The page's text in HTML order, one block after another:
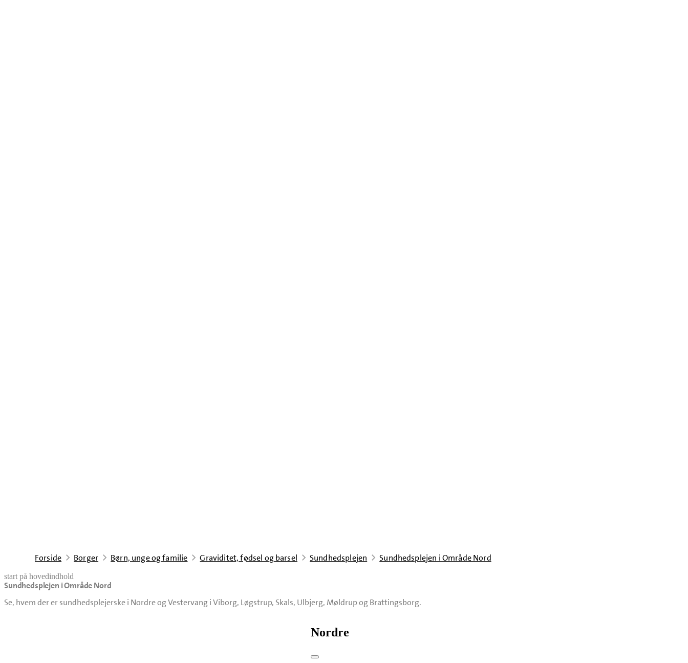
Forside Borger Børn, unge og familie Graviditet, fødsel og barsel Sundhedsplejen Sundhedsplejen i Område Nord
start på hovedindhold
Sundhedsplejen i Område Nord
Se, hvem der er sundhedsplejerske i Nordre og Vestervang i Viborg, Løgstrup, Skals, Ulbjerg, Møldrup og Brattingsborg.
senest opdateret 4. august 2026
Nordre